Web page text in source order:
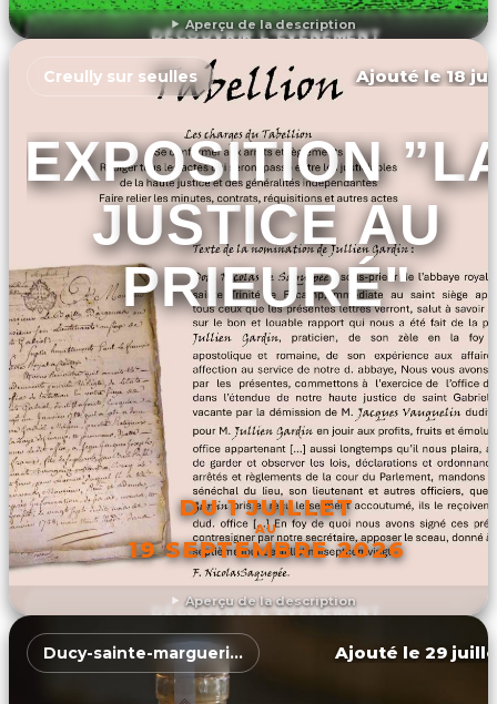
Aperçu de la description
DÉCOUVRIR L'ÉVÉNEMENT
Aperçu de la description
Creully sur seulles Ajouté le 18
EXPOSITION
JUSTICE AU
PRIEURÉ"
DU 1 JUILLET
AU
19 SEPTEMBRE 2026
DÉCOUVRIR L'ÉVÉNEMENT
Ducy-sainte-marguerite Ajouté le 29